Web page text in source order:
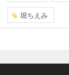
堀ちえみ